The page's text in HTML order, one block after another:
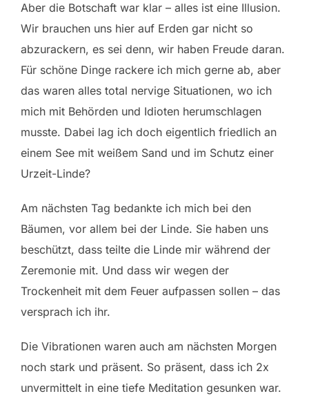
Aber die Botschaft war klar – alles ist eine Illusion.
Wir brauchen uns hier auf Erden gar nicht so
abzurackern, es sei denn, wir haben Freude daran.
Für schöne Dinge rackere ich mich gerne ab, aber
das waren alles total nervige Situationen, wo ich
mich mit Behörden und Idioten herumschlagen
musste. Dabei lag ich doch eigentlich friedlich an
einem See mit weißem Sand und im Schutz einer
Urzeit-Linde?
Am nächsten Tag bedankte ich mich bei den
Bäumen, vor allem bei der Linde. Sie haben uns
beschützt, dass teilte die Linde mir während der
Zeremonie mit. Und dass wir wegen der
Trockenheit mit dem Feuer aufpassen sollen – das
versprach ich ihr.
Die Vibrationen waren auch am nächsten Morgen
noch stark und präsent. So präsent, dass ich 2x
unvermittelt in eine tiefe Meditation gesunken war.